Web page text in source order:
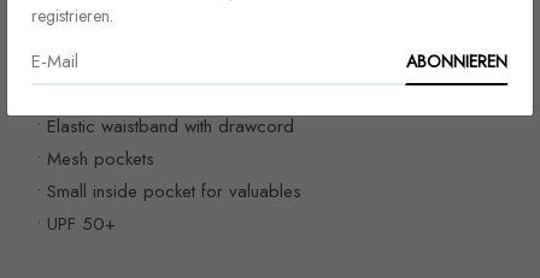
• Fabric weight (may vary by 5%): 5.13 oz/yd² (174 g/m²)
• Four-way stretch water-repellent microfiber fabric
• Anti-chafe mesh inner liner
• Elastic waistband with drawcord
• Mesh pockets
• Small inside pocket for valuables
• UPF 50+
registrieren.
ABONNIEREN